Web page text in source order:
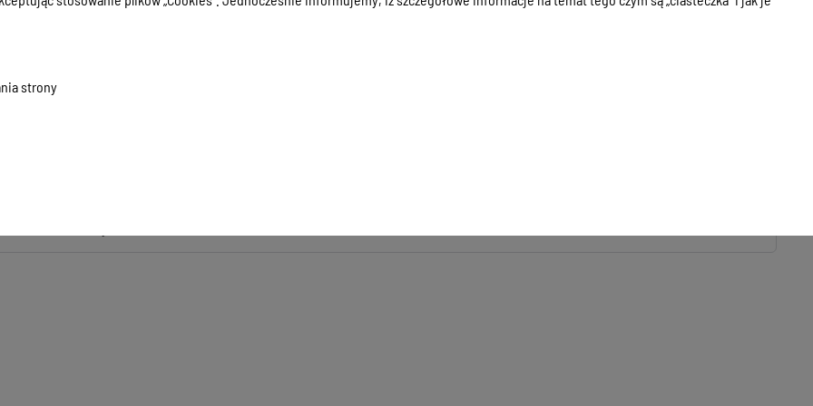
informację:
strony